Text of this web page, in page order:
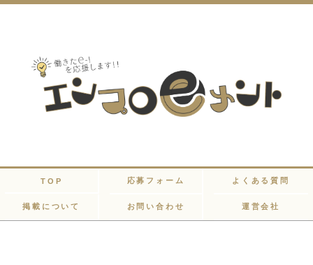
TOP 応募フォーム よくある質問
掲載について お問い合わせ 運営会社